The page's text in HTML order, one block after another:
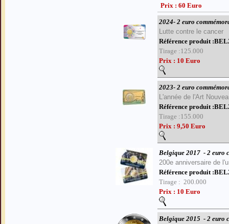
Prix : 60 Euro
2024- 2 euro
Lutte contre le cancer
Référence produit
Tirage :125.000
Prix : 10 Euro
2023- 2 euro
L'année de l'Art
Référence produit
Tirage :155.000
Prix : 9,50 Euro
Belgique 2017- 2 euro
200e anniversaire de
Référence produit
Tirage : 200.000
Prix : 10 Euro
Belgique 2015 - 2 euro